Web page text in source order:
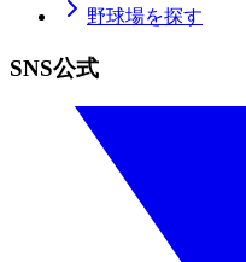
野球場を探す
SNS公式